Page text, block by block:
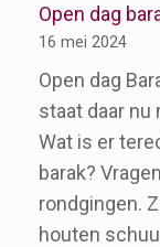
Open dag
16 mei 2024
Open dag
staat daar nu
Wat is er
barak?
rondgingen.
houten